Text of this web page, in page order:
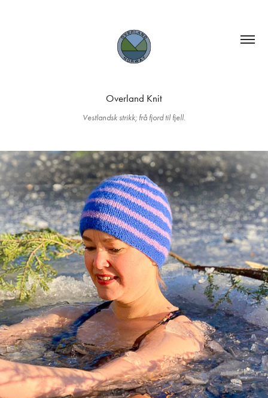
Overland Knit
Vestlandsk strikk; frå fjord til fjell.
LAUGELUE KVALSVIK
2024